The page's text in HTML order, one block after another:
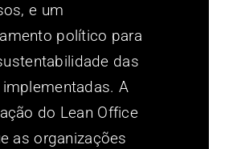
e um
político para
das
A
do Lean Office
as organizações